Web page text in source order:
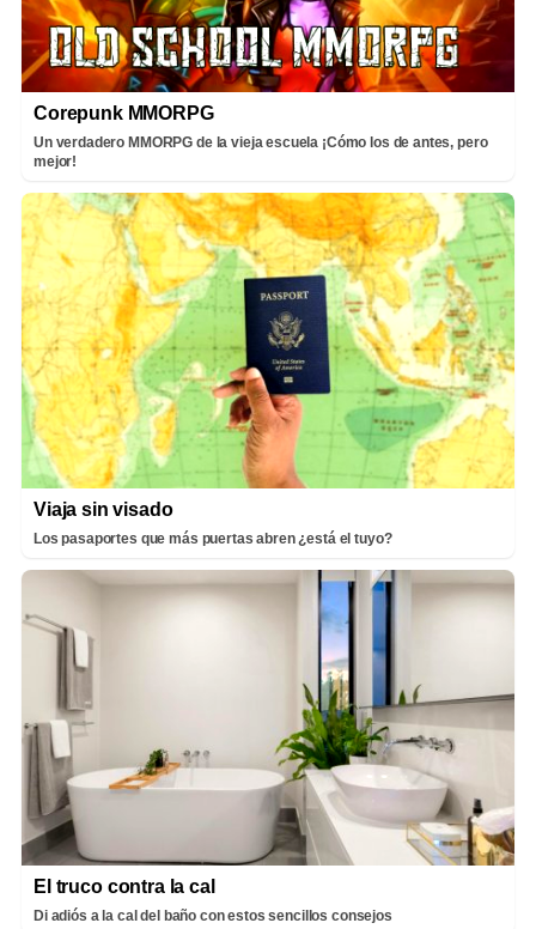
Corepunk MMORPG
Un verdadero MMORPG de la vieja escuela ¡Cómo los de antes, pero
mejor!
Viaja sin visado
Los pasaportes que más puertas abren ¿está el tuyo?
El truco contra la cal
Di adiós a la cal del baño con estos sencillos consejos